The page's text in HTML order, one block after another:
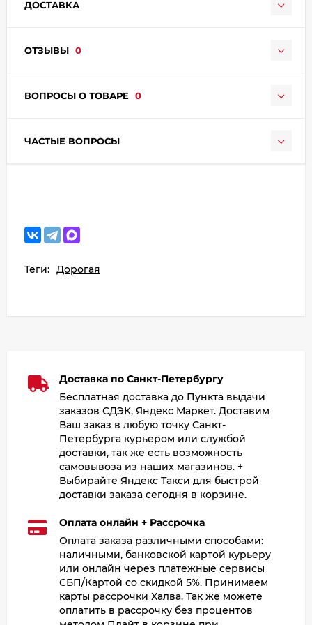
ДОСТАВКА
ОТЗЫВЫ 0
ВОПРОСЫ О ТОВАРЕ 0
ЧАСТЫЕ ВОПРОСЫ
Теги: Дорогая
Доставка по Санкт-Петербургу
Бесплатная доставка до Пункта выдачи
заказов СДЭК, Яндекс Маркет. Доставим
Ваш заказ в любую точку Санкт-
Петербурга курьером или службой
доставки, так же есть возможность
самовывоза из наших магазинов. +
Выбирайте Яндекс Такси для быстрой
доставки заказа сегодня в корзине.
Оплата онлайн + Рассрочка
Оплата заказа различными способами:
наличными, банковской картой курьеру
или онлайн через платежные сервисы
СБП/Картой со скидкой 5%. Принимаем
карты рассрочки Халва. Так же можете
оплатить в рассрочку без процентов